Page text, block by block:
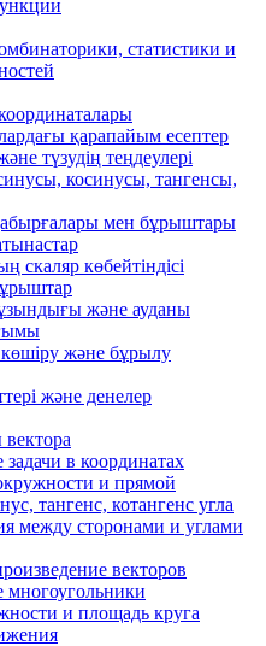
статистики и
қарапайым есептер
түзудің теңдеулері
косинусы, тангенсы,
мен бұрыштары
скаляр көбейтіндісі
және ауданы
және бұрылу
және денелер
в координатах
и прямой
тангенс, котангенс угла
между сторонами и углами
векторов
и площадь круга